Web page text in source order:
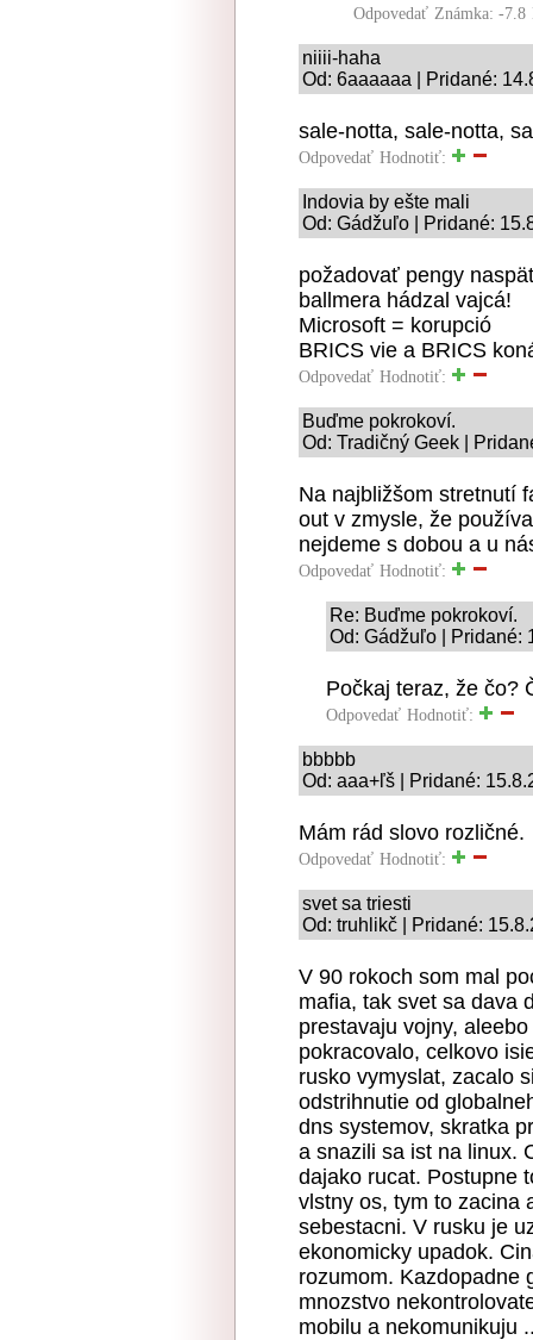
Odpovedať Známka: -7.8
niiii-haha
Od: 6aaaaaa | Pridané:
sale-notta, sale-notta,
Odpovedať Hodnotiť:
Indovia by ešte mali
Od: Gádžuľo | Pridané:
požadovať pengy
ballmera hádzal vajcá!
Microsoft = korupció
BRICS vie a BRICS
Odpovedať Hodnotiť:
Buďme pokrokoví.
Od: Tradičný Geek |
Na najbližšom stretnutí
out v zmysle, že
nejdeme s dobou a u
Odpovedať Hodnotiť:
Re: Buďme pokrokoví.
Od: Gádžuľo | Pridané:
Počkaj teraz, že čo?
Odpovedať Hodnotiť:
bbbbb
Od: aaa+ľš | Pridané:
Mám rád slovo rozličné.
Odpovedať Hodnotiť:
svet sa triesti
Od: truhlikč | Pridané:
V 90 rokoch som mal
mafia, tak svet sa dava
prestavaju vojny,
pokracovalo, celkovo
rusko vymyslat, zacalo
odstrihnutie od
dns systemov, skratka
a snazili sa ist na linux.
dajako rucat. Postupne
vlstny os, tym to zacina
sebestacni. V rusku je
ekonomicky upadok.
rozumom. Kazdopadne
mnozstvo
mobilu a nekomunikuju